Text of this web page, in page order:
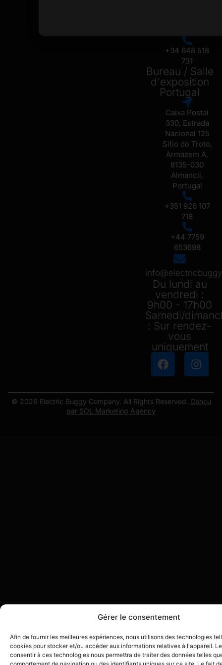
Gérer le consentement
Afin de fournir les meilleures expériences, nous utilisons des technologies
cookies pour stocker et/ou accéder aux informations relatives à l'appareil.
consentir à ces technologies nous permettra de traiter des données telles
+34 648 518
731
Bureau / Salle
d'exposition
Portugal
Caixa Postal
330, Estrada
Nacional 125
Sitio do Troto,
Armazem A,
8135-030
Almancil,
Portugal
+351 926 107
718
+44 7759
653698
Du lundi au
vendredi :
9h00 - 17h00
Samedi/
: Sur rendez-
vous
uniquement
© 2026 Electric Buggy Company. All Rights Reserved. Conçu
par SOL Marketing Agency